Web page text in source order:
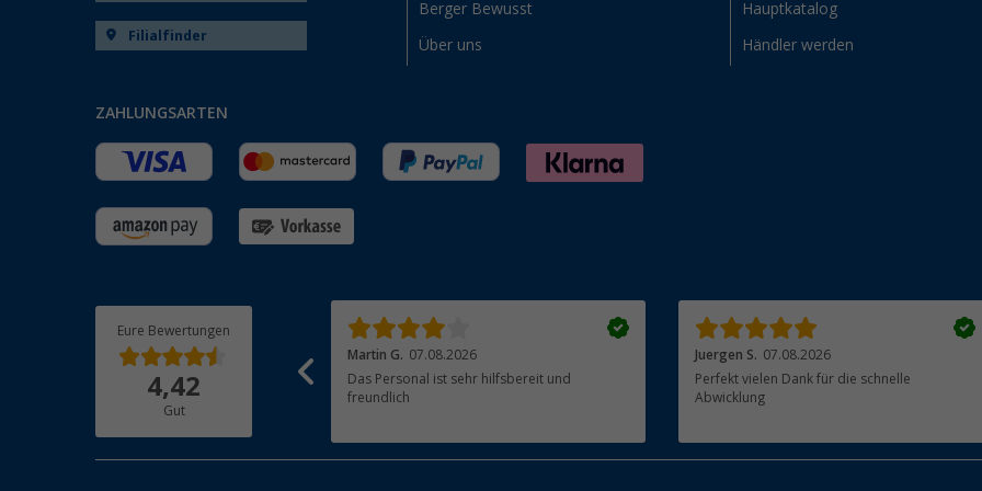
Filialfinder
Berger Bewusst
Über uns
Hauptkatalog
Händler werden
ZAHLUNGSARTEN
Eure Bewertungen
4,42
Gut
07.08.2026
Von der Bestellung weg bis zur Bezahlung,
Lieferung und Qualität hat alles gepasst.
Werde gerne wieder bestellen.
Martin G. 07.08.2026
Das Personal ist sehr hilfsbereit und
freundlich
Juergen S. 07.08.2026
Perfekt vielen Dank für die schnelle
Abwicklung